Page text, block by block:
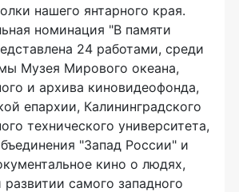
нашего янтарного края.
номинация "В памяти
24 работами, среди
Музея Мирового океана,
и архива киновидеофонда,
епархии, Калининградского
технического университета,
"Запад России" и
кино о людях,
самого западного